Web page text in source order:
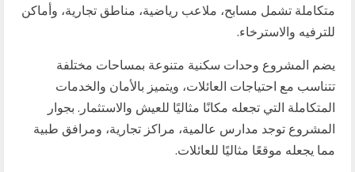
متكاملة تشمل مسابح، ملاعب رياضية، مناطق تجارية، وأماكن
للترفيه والاسترخاء.
يضم المشروع وحدات سكنية متنوعة بمساحات مختلفة
تتناسب مع احتياجات العائلات، ويتميز بالأمان والخدمات
المتكاملة التي تجعله مكانًا مثاليًا للعيش والاستثمار. بجوار
المشروع توجد مدارس عالمية، مراكز تجارية، ومرافق طبية
مما يجعله موقعًا مثاليًا للعائلات.